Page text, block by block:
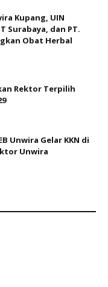
Kupang, UIN
Surabaya, dan PT.
Obat Herbal
Rektor Terpilih
Unwira Gelar KKN di
Unwira